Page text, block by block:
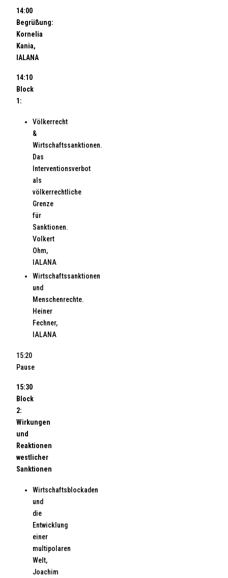
14:00
Begrüßung:
Kornelia
Kania,
IALANA
14:10
Block
1:
Völkerrecht
&
Wirtschaftssanktionen.
Das
Interventionsverbot
als
völkerrechtliche
Grenze
für
Sanktionen.
Volkert
Ohm,
IALANA
Wirtschaftssanktionen
und
Menschenrechte.
Heiner
Fechner,
IALANA
15:20
Pause
15:30
Block
2:
Wirkungen
und
Reaktionen
westlicher
Sanktionen
Wirtschaftsblockaden
und
die
Entwicklung
einer
multipolaren
Welt,
Joachim